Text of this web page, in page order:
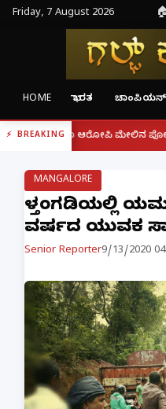
Friday, 7 August 2026
HOME ಭಾರತ ಚಾಂಪಿಯನ್
BREAKING
ಆರೋಪಿ ಮೇಲಿನ ಪೋಕ್ಸೋ ಕೇಸ್
MANGALORE
ಬೆಳ್ತಂಗಡಿಯಲ್ಲಿ
ವರ್ಷದ ಯುವಕ
Senior Reporter9/13/2020